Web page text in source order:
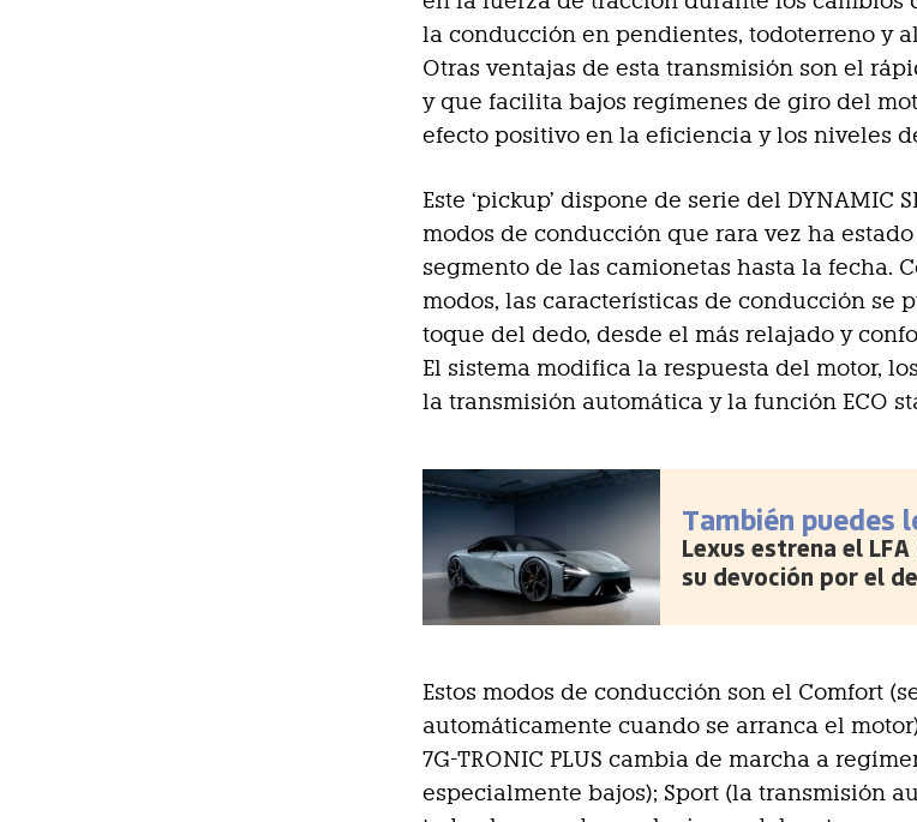
la conducción en pendientes, todoterreno y
Otras ventajas de esta transmisión son el
y que facilita bajos regímenes de giro del
efecto positivo en la eficiencia y los niveles
Este ‘pickup’ dispone de serie del DYNAMIC
modos de conducción que rara vez ha
segmento de las camionetas hasta la fecha.
modos, las características de conducción se
toque del dedo, desde el más relajado y
El sistema modifica la respuesta del motor,
la transmisión automática y la función ECO
También puedes
Lexus estrena el
su devoción por el
Estos modos de conducción son el Comfort
automáticamente cuando se arranca el
7G-TRONIC PLUS cambia de marcha a
especialmente bajos); Sport (la transmisión